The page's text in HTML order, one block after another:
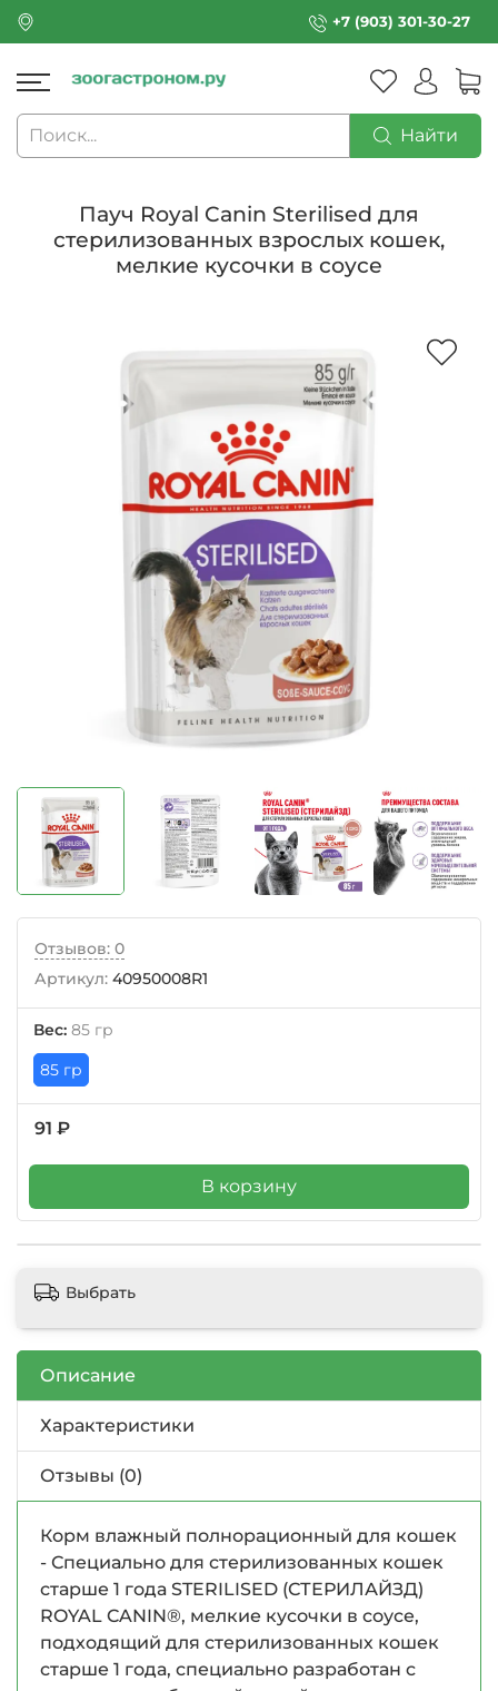
+7 (903) 301-30-27
Найти
Пауч Royal Canin Sterilised для
стерилизованных взрослых кошек,
мелкие кусочки в соусе
Отзывов: 0
Артикул: 40950008R1
Вес: 85 гр
85 гр
91 ₽
В корзину
Выбрать
Описание
Характеристики
Отзывы (0)
Корм влажный полнорационный для кошек
- Специально для стерилизованных кошек
старше 1 года STERILISED (СТЕРИЛАЙЗД)
ROYAL CANIN®, мелкие кусочки в соусе,
подходящий для стерилизованных кошек
старше 1 года, специально разработан c